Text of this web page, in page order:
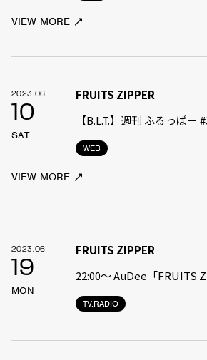
VIEW MORE
2023.06
10
SAT
WEB
FRUITS ZIPPER
【B.L.T.】週刊 ふるっぱ
VIEW MORE
2023.06
19
MON
TV.RADIO
FRUITS ZIPPER
22:00〜 AuDee「FRUITS